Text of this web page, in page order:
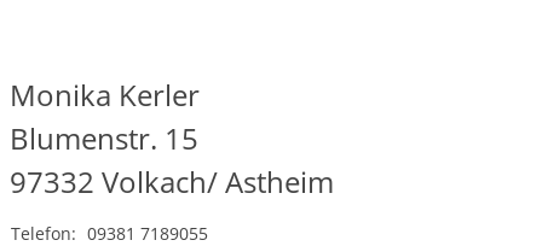
Monika Kerler
Blumenstr. 15
97332 Volkach/ Astheim
Telefon: 09381 7189055